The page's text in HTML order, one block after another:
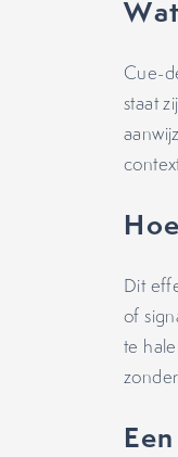
Cue-
staat
Dit
of
te